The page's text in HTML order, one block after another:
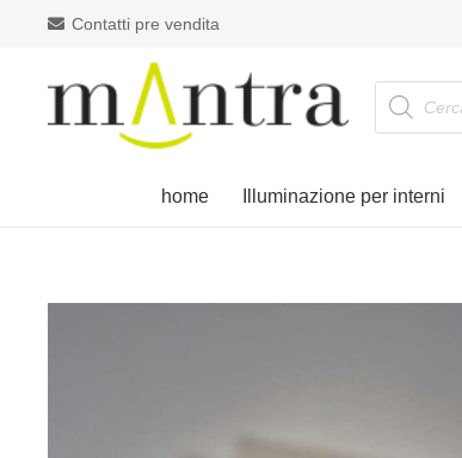
Contatti pre vendita
Products
search
home Illuminazione per interni